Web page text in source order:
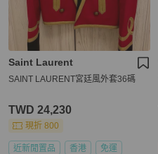
Saint Laurent
SAINT LAURENT宮廷風外套36碼
TWD 24,230
現折 800
近新閒置品 香港 免運